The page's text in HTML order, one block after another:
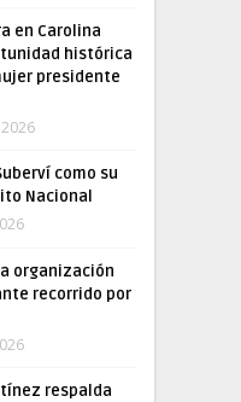
en Carolina
histórica
presidente
como su
Nacional
organización
recorrido por
respalda